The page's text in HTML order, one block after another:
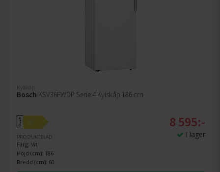
Kylskåp
Bosch KSV36FWDP Serie 4 Kylskåp 186 cm
A
↑
G
D
PRODUKTBLAD
Färg: Vit
Höjd (cm): 186
Bredd (cm): 60
8 595:-
I lager